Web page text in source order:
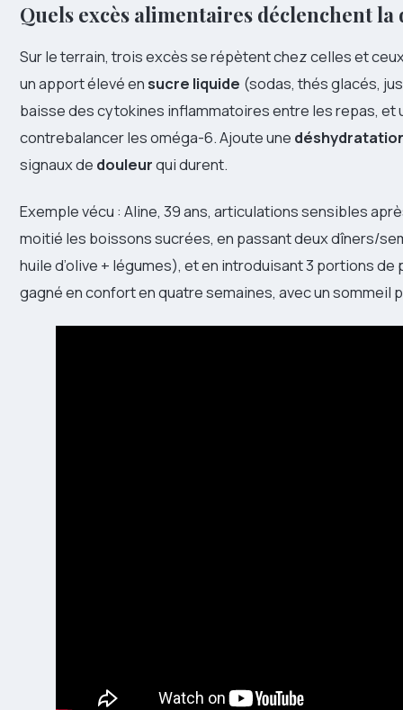
Quels excès alimentaires déclenchent
Sur le terrain, trois excès se répètent chez celles et
un apport élevé ensucre liquide (sodas, thés glacés,
baisse des cytokines inflammatoires entre les repas, et
contrebalancer les oméga-6. Ajoute une
signaux de douleurqui durent.
Exemple vécu : Aline, 39 ans, articulations sensibles
moitié les boissons sucrées, en passant deux dîners/
huile d’olive + légumes), et en introduisant 3 portions
gagné en confort en quatre semaines, avec un